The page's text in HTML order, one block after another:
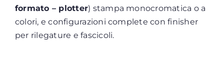
formato – plotter) stampa monocromatica o a
colori, e configurazioni complete con finisher
per rilegature e fascicoli.